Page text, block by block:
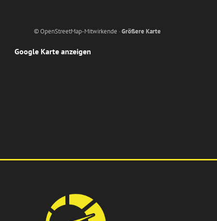
© OpenStreetMap-Mitwirkende ·Größere Karte
Google Karte anzeigen